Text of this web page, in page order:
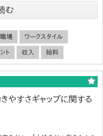
む
職場 ワークスタイル
ト 収入 給料
やすさギャップに関する